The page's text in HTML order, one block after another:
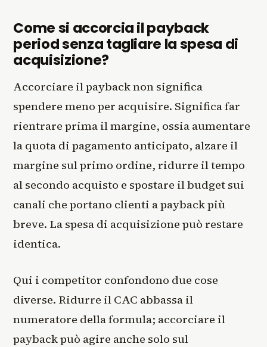
Come si accorcia il payback
period senza tagliare la spesa di
acquisizione?
Accorciare il payback non significa
spendere meno per acquisire. Significa far
rientrare prima il margine, ossia aumentare
la quota di pagamento anticipato, alzare il
margine sul primo ordine, ridurre il tempo
al secondo acquisto e spostare il budget sui
canali che portano clienti a payback più
breve. La spesa di acquisizione può restare
identica.
Qui i competitor confondono due cose
diverse. Ridurre il CAC abbassa il
numeratore della formula; accorciare il
payback può agire anche solo sul